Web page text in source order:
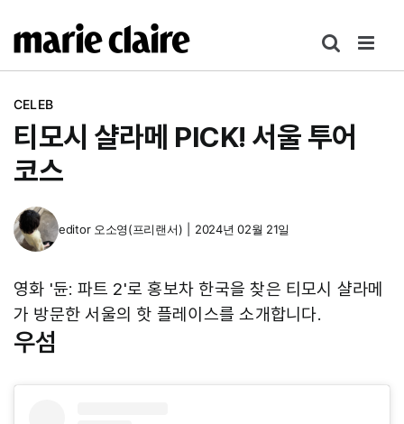
텐
건CELEB
티모시 샬라메 PICK! 서울 투어
코스
editor 오소영(프리랜서) 2024년 02월 21일
영화 '듄: 파트 2'로 홍보차 한국을 찾은 티모시 샬라메
가 방문한 서울의 핫 플레이스를 소개합니다.
우섬